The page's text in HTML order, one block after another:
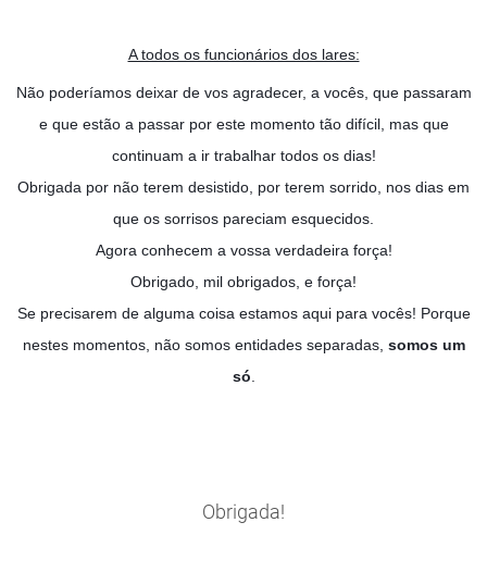
A todos os funcionários dos lares:
Não poderíamos deixar de vos agradecer, a vocês, que passaram
e que estão a passar por este momento tão difícil, mas que
continuam a ir trabalhar todos os dias!
Obrigada por não terem desistido, por terem sorrido, nos dias em
que os sorrisos pareciam esquecidos.
Agora conhecem a vossa verdadeira força!
Obrigado, mil obrigados, e força!
Se precisarem de alguma coisa estamos aqui para vocês! Porque
nestes momentos, não somos entidades separadas, somos um
só
Obrigada!